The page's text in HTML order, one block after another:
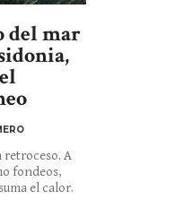
del mar
retroceso. A
fondeos,
el calor.